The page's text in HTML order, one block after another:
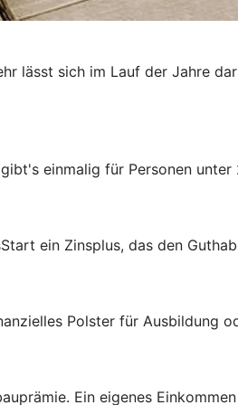
lässt sich im Lauf der Jahre
einmalig für Personen unter
ein Zinsplus, das den
Polster für Ausbildung
Ein eigenes